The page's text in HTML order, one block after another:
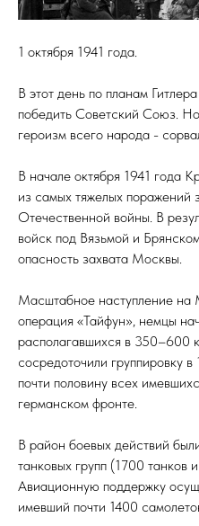
1 октября 1941 года.
В этот день по планам
победить Советский Союз.
героизм всего народа -
В начале октября 1941 года
из самых тяжелых поражений
Отечественной войны. В
войск под Вязьмой и
опасность захвата Москвы.
Масштабное наступление на
операция «Тайфун», немцы
располагавшихся в 350–600
сосредоточили группировку
почти половину всех
германском фронте.
В район боевых действий
танковых групп (1700 танков
Авиационную поддержку
имевший почти 1400